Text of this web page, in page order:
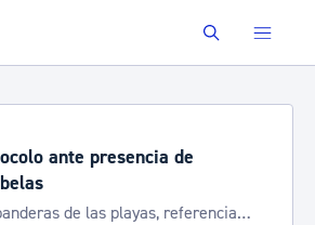
Buscar
ante presencia de
de las playas, referencia